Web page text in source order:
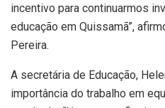
incentivo para continuarmos
educação em Quissamã”,
Pereira.
A secretária de Educação,
importância do trabalho em